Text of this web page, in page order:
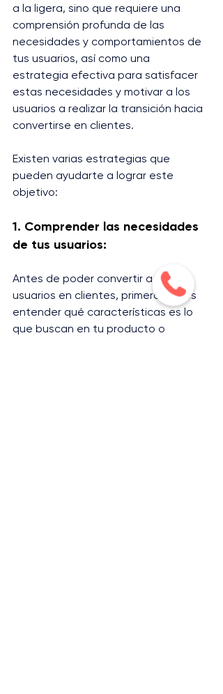
a la ligera, sino que requiere una
comprensión profunda de las
necesidades y comportamientos de
tus usuarios, así como una
estrategia efectiva para satisfacer
estas necesidades y motivar a los
usuarios a realizar la transición hacia
convertirse en clientes.
Existen varias estrategias que
pueden ayudarte a lograr este
objetivo:
1. Comprender las necesidades
de tus usuarios:
Antes de poder convertir a tus
usuarios en clientes, primero debes
entender qué características es lo
que buscan en tu producto o